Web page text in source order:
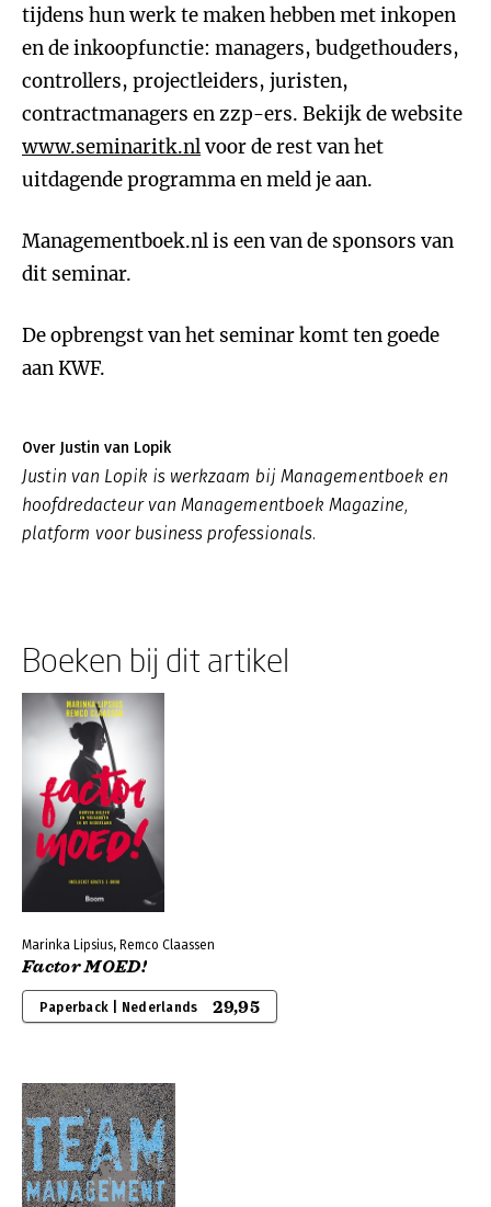
tijdens hun werk te maken hebben met inkopen
en de inkoopfunctie: managers, budgethouders,
controllers, projectleiders, juristen,
contractmanagers en zzp-ers. Bekijk de website
www.seminaritk.nlvoor de rest van het
uitdagende programma en meld je aan.
Managementboek.nl is een van de sponsors van
dit seminar.
De opbrengst van het seminar komt ten goede
aan KWF.
Over Justin van Lopik
Justin van Lopik is werkzaam bij Managementboek en
hoofdredacteur van Managementboek Magazine,
platform voor business professionals.
Boeken bij dit artikel
Marinka Lipsius, Remco Claassen
Factor MOED!
Paperback | Nederlands 29,95